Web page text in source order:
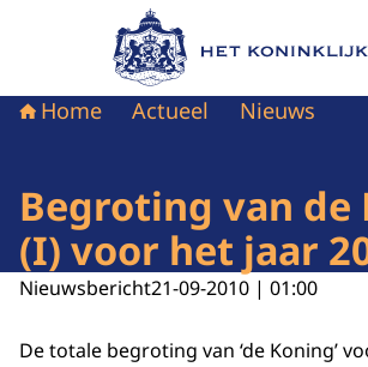
Naar de homepage van Het
Home Actueel Nieuws
Begroting van de
(I) voor het jaar
Nieuwsbericht21-09-2010 | 01:00
De totale begroting van ‘de Koning’